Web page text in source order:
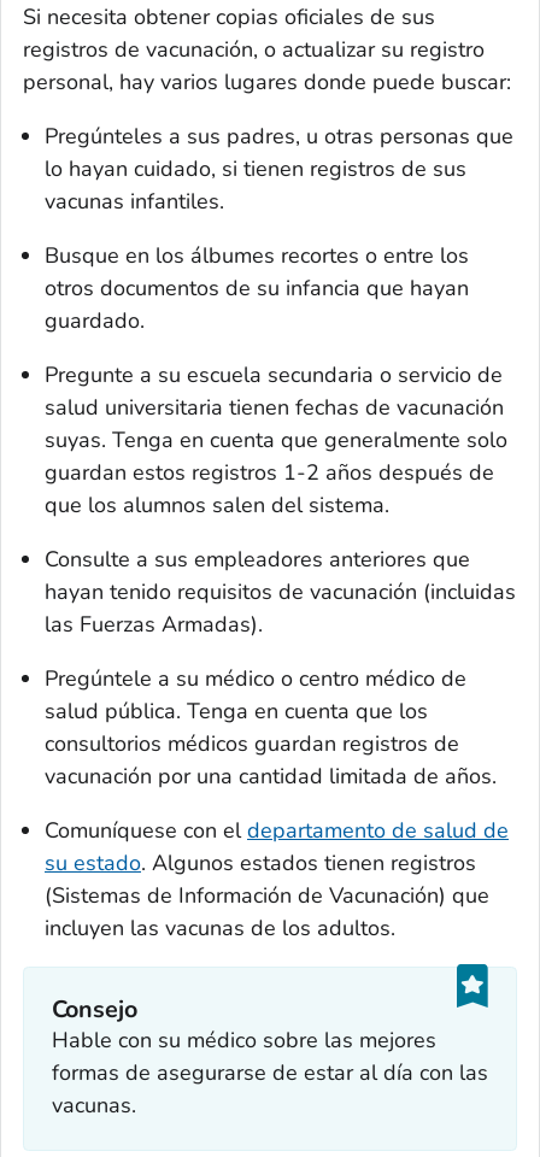
Si necesita obtener copias oficiales de sus
registros de vacunación, o actualizar su registro
personal, hay varios lugares donde puede buscar:
Pregúnteles a sus padres, u otras personas que
lo hayan cuidado, si tienen registros de sus
vacunas infantiles.
Busque en los álbumes recortes o entre los
otros documentos de su infancia que hayan
guardado.
Pregunte a su escuela secundaria o servicio de
salud universitaria tienen fechas de vacunación
suyas. Tenga en cuenta que generalmente solo
guardan estos registros 1-2 años después de
que los alumnos salen del sistema.
Consulte a sus empleadores anteriores que
hayan tenido requisitos de vacunación (incluidas
las Fuerzas Armadas).
Pregúntele a su médico o centro médico de
salud pública. Tenga en cuenta que los
consultorios médicos guardan registros de
vacunación por una cantidad limitada de años.
Comuníquese con eldepartamento de salud de
su estado. Algunos estados tienen registros
(Sistemas de Información de Vacunación) que
incluyen las vacunas de los adultos.
Consejo
Hable con su médico sobre las mejores
formas de asegurarse de estar al día con las
vacunas.